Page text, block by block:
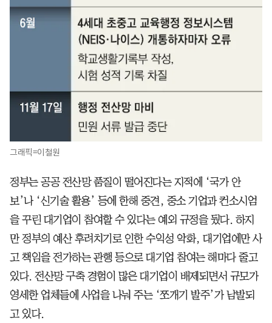
그래픽=이철원
정부는 공공 전산망 품질이 떨어진다는 지적에 ‘국가 안
보’나 ‘신기술 활용’ 등에 한해 중견, 중소 기업과 컨소시엄
을 꾸린 대기업이 참여할 수 있다는 예외 규정을 뒀다. 하지
만 정부의 예산 후려치기로 인한 수익성 악화, 대기업에만 사
고 책임을 전가하는 관행 등으로 대기업 참여는 해마다 줄고
있다. 전산망 구축 경험이 많은 대기업이 배제되면서 규모가
영세한 업체들에 사업을 나눠 주는 ‘쪼개기 발주’가 남발되
고 있다.